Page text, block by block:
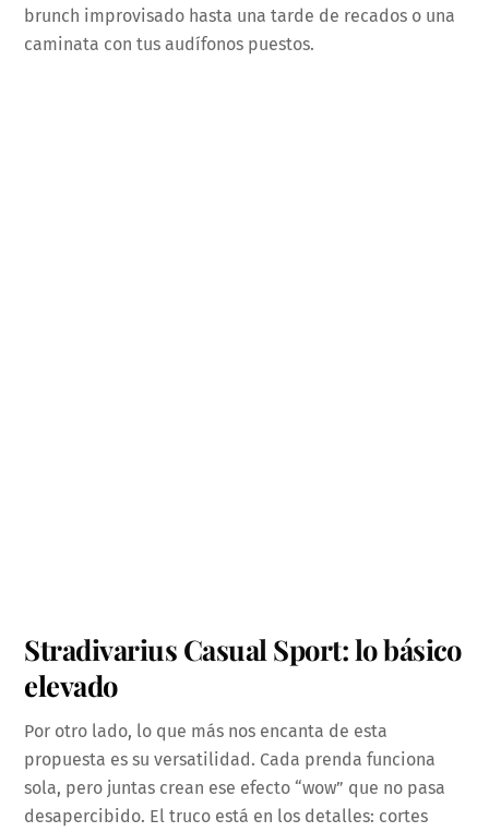
brunch improvisado hasta una tarde de recados o una
caminata con tus audífonos puestos.
Stradivarius Casual Sport: lo básico
elevado
Por otro lado, lo que más nos encanta de esta
propuesta es su versatilidad. Cada prenda funciona
sola, pero juntas crean ese efecto “wow” que no pasa
desapercibido. El truco está en los detalles: cortes